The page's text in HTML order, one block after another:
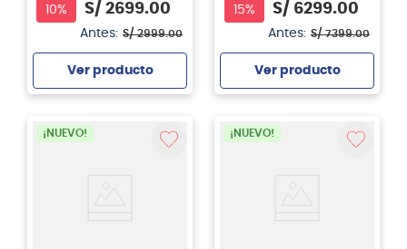
10% S/ 2699.00
Antes: S/ 2999.00
Ver producto
15% S/ 6299.00
Antes: S/ 7399.00
Ver producto
¡NUEVO! ¡NUEVO!